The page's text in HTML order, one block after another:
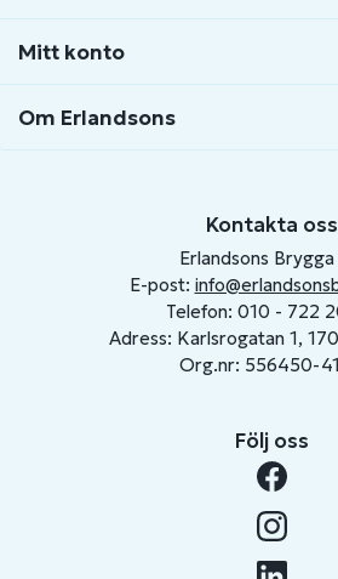
Mitt konto
Om Erlandsons
Kontakta oss
Erlandsons Brygga
E-post:
Telefon: 010 - 722
Adress: Karlsrogatan 1,
Org.nr: 556450-
Följ oss